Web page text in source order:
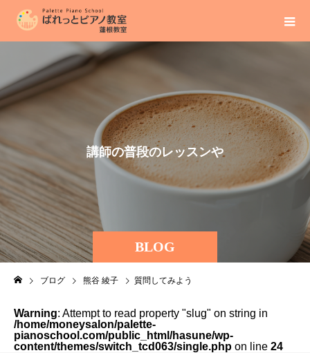
BLOG
講師の普段のレッスンや
ブログ 熊谷 綾子 質問してみよう
Warning: Attempt to read property "slug" on string in
/home/moneysalon/palette-
pianoschool.com/public_html/hasune/wp-
content/themes/switch_tcd063/single.php on line 24